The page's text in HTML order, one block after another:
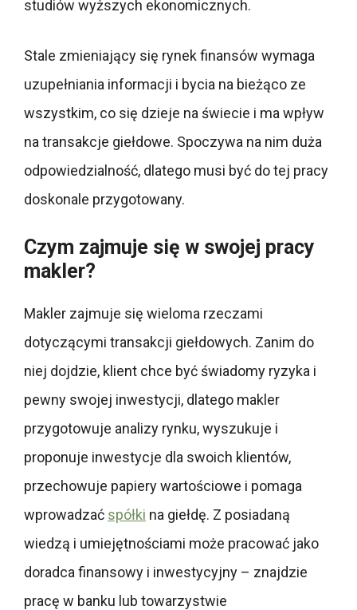
studiów wyższych ekonomicznych.
Stale zmieniający się rynek finansów wymaga
uzupełniania informacji i bycia na bieżąco ze
wszystkim, co się dzieje na świecie i ma wpływ
na transakcje giełdowe. Spoczywa na nim duża
odpowiedzialność, dlatego musi być do tej pracy
doskonale przygotowany.
Czym zajmuje się w swojej pracy
makler?
Makler zajmuje się wieloma rzeczami
dotyczącymi transakcji giełdowych. Zanim do
niej dojdzie, klient chce być świadomy ryzyka i
pewny swojej inwestycji, dlatego makler
przygotowuje analizy rynku, wyszukuje i
proponuje inwestycje dla swoich klientów,
przechowuje papiery wartościowe i pomaga
wprowadzać spółki na giełdę. Z posiadaną
wiedzą i umiejętnościami może pracować jako
doradca finansowy i inwestycyjny – znajdzie
pracę w banku lub towarzystwie